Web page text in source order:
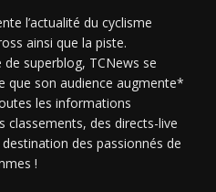
l’actualité du cyclisme
ainsi que la piste.
superblog, TCNews se
que son audience augmente*
les informations
classements, des directs-live
des passionnés de
!